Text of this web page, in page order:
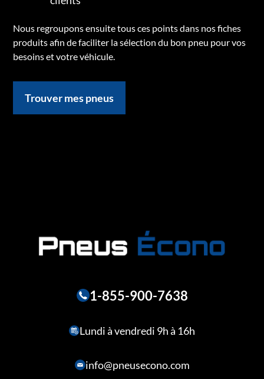
Nous regroupons ensuite tous ces points dans nos fiches
produits afin de faciliter la sélection du bon pneu pour vos
besoins et votre véhicule.
Trouver mes pneus
1-855-900-7638
Lundi à vendredi 9h à 16h
info@pneusecono.com